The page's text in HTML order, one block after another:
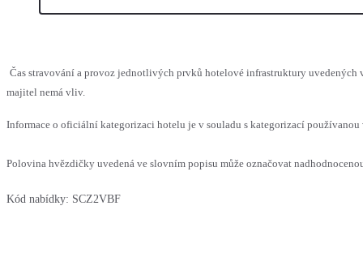
Čas stravování a provoz jednotlivých prvků hotelové infrastruktury uvedených
majitel nemá vliv.
Informace o oficiální kategorizaci hotelu je v souladu s kategorizací
Polovina hvězdičky uvedená ve slovním popisu může označovat
Kód nabídky: SCZ2VBF